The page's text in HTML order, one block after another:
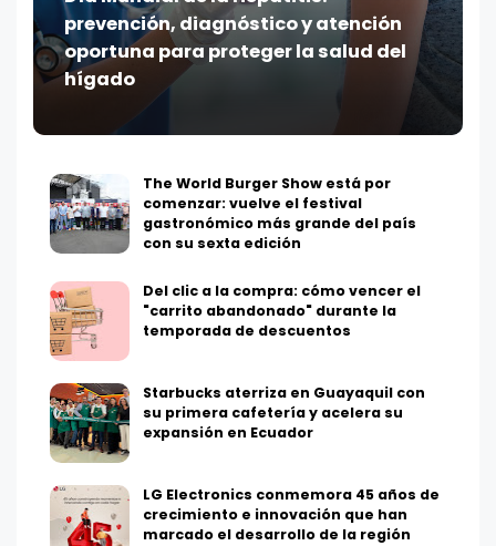
prevención, diagnóstico y atención
oportuna para proteger la salud del
hígado
The World Burger Show está por
comenzar: vuelve el festival
gastronómico más grande del país
con su sexta edición
Del clic a la compra: cómo vencer el
"carrito abandonado" durante la
temporada de descuentos
Starbucks aterriza en Guayaquil con
su primera cafetería y acelera su
expansión en Ecuador
LG Electronics conmemora 45 años de
crecimiento e innovación que han
marcado el desarrollo de la región